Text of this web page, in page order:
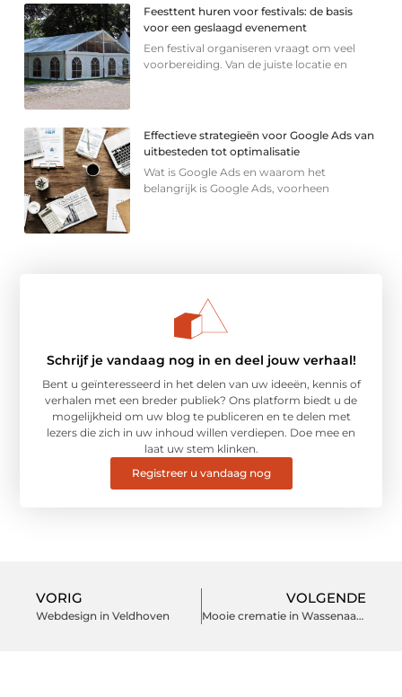
Feesttent huren voor festivals: de basis
voor een geslaagd evenement
Een festival organiseren vraagt om veel
voorbereiding. Van de juiste locatie en
Effectieve strategieën voor Google Ads van
uitbesteden tot optimalisatie
Wat is Google Ads en waarom het
belangrijk is Google Ads, voorheen
Schrijf je vandaag nog in en deel jouw verhaal!
Bent u geïnteresseerd in het delen van uw ideeën, kennis of
verhalen met een breder publiek? Ons platform biedt u de
mogelijkheid om uw blog te publiceren en te delen met
lezers die zich in uw inhoud willen verdiepen. Doe mee en
laat uw stem klinken.
Registreer u vandaag nog
VORIG
Webdesign in Veldhoven
VOLGENDE
Mooie crematie in Wassenaar laten organiseren?